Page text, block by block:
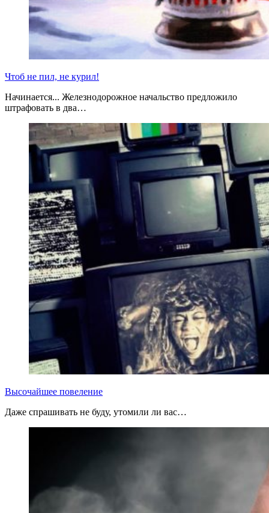
Чтоб не пил, не курил!
Начинается... Железнодорожное начальство предложило
штрафовать в два…
Высочайшее повеление
Даже спрашивать не буду, утомили ли вас…